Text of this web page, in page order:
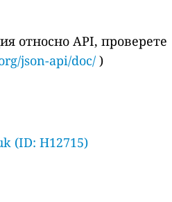
относно API, проверете
json-api/doc/ )
(ID: H12715)